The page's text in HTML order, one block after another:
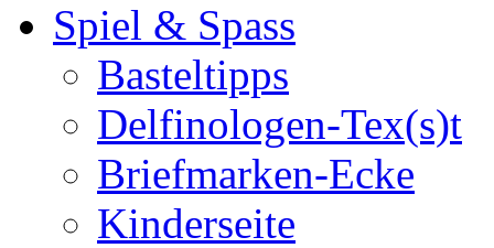
Spiel & Spass
Basteltipps
Delfinologen-Tex(s)t
Briefmarken-Ecke
Kinderseite